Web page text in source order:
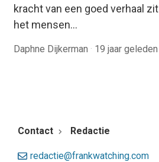
kracht van een goed verhaal
het mensen…
Daphne Dijkerman · 19 jaar geleden
Contact Redactie
redactie@frankwatching.com